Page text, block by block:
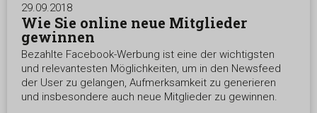
29.09.2018
Wie Sie online neue Mitglieder
gewinnen
Bezahlte Facebook-Werbung ist eine der wichtigsten
und relevantesten Möglichkeiten, um in den Newsfeed
der User zu gelangen, Aufmerksamkeit zu generieren
und insbesondere auch neue Mitglieder zu gewinnen.